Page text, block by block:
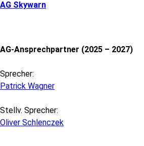
AG Skywarn
AG-Ansprechpartner (2025 – 2027)
Sprecher:
Patrick Wagner
Stellv. Sprecher:
Oliver Schlenczek